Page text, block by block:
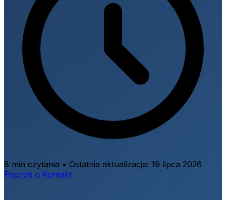
8 min czytania • Ostatnia aktualizacja: 19 lipca 2026
Poproś o Kontakt